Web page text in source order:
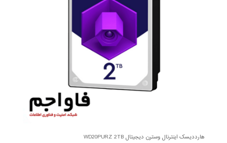
هارددیسک اینترنال وسترن دیجیتال WD20PURZ 2TB